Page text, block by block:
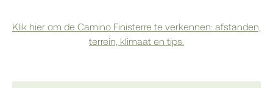
Klik hier om de Camino Finisterre te verkennen: afstanden,
terrein, klimaat en tips.